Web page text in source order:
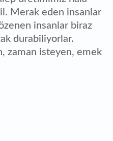
Merak eden insanlar
insanlar biraz
durabiliyorlar.
zaman isteyen, emek